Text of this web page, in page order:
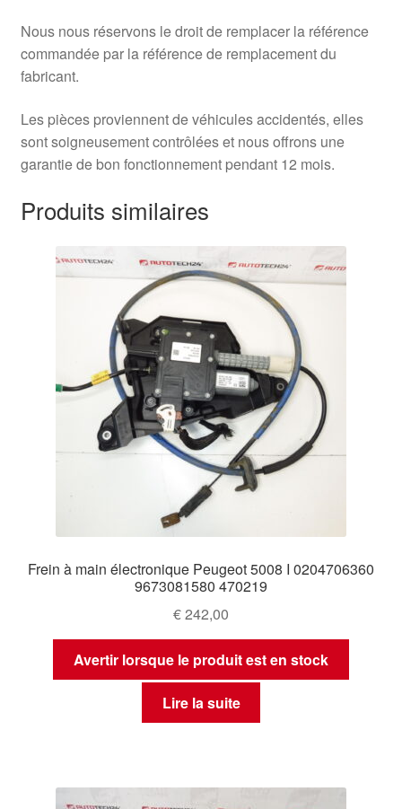
Nous nous réservons le droit de remplacer la référence
commandée par la référence de remplacement du
fabricant.
Les pièces proviennent de véhicules accidentés, elles
sont soigneusement contrôlées et nous offrons une
garantie de bon fonctionnement pendant 12 mois.
Produits similaires
Frein à main électronique Peugeot 5008 I 0204706360
9673081580 470219
€242,00
Avertir lorsque le produit est en stock
Lire la suite